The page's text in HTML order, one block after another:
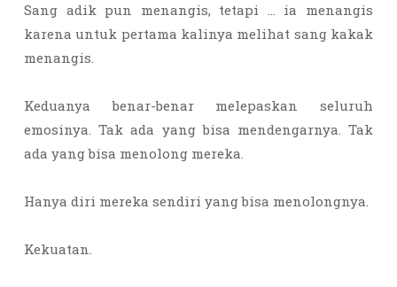
Sang adik pun menangis, tetapi … ia menangis
karena untuk pertama kalinya melihat sang kakak
menangis.
Keduanya benar-benar melepaskan seluruh
emosinya. Tak ada yang bisa mendengarnya. Tak
ada yang bisa menolong mereka.
Hanya diri mereka sendiri yang bisa menolongnya.
Kekuatan.